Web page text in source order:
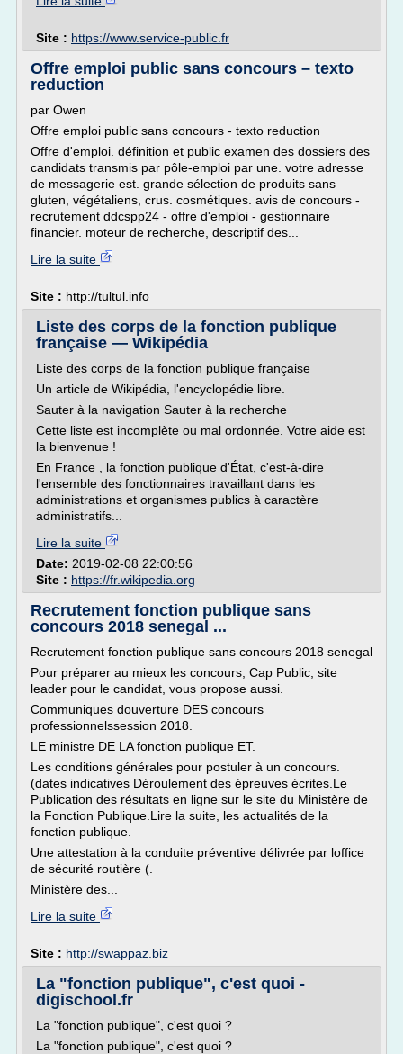
Site : https://www.service-public.fr
Offre emploi public sans concours – texto
reduction
par Owen
Offre emploi public sans concours - texto reduction
Offre d'emploi. définition et public examen des dossiers des
candidats transmis par pôle-emploi par une. votre adresse
de messagerie est. grande sélection de produits sans
gluten, végétaliens, crus. cosmétiques. avis de concours -
recrutement ddcspp24 - offre d'emploi - gestionnaire
financier. moteur de recherche, descriptif des...
Lire la suite
Site : http://tultul.info
Liste des corps de la fonction publique
française — Wikipédia
Liste des corps de la fonction publique française
Un article de Wikipédia, l'encyclopédie libre.
Sauter à la navigation Sauter à la recherche
Cette liste est incomplète ou mal ordonnée. Votre aide est
la bienvenue !
En France , la fonction publique d'État, c'est-à-dire
l'ensemble des fonctionnaires travaillant dans les
administrations et organismes publics à caractère
administratifs...
Lire la suite
Date: 2019-02-08 22:00:56
Site : https://fr.wikipedia.org
Recrutement fonction publique sans
concours 2018 senegal ...
Recrutement fonction publique sans concours 2018 senegal
Pour préparer au mieux les concours, Cap Public, site
leader pour le candidat, vous propose aussi.
Communiques douverture DES concours
professionnelssession 2018.
LE ministre DE LA fonction publique ET.
Les conditions générales pour postuler à un concours.
(dates indicatives Déroulement des épreuves écrites.Le
Publication des résultats en ligne sur le site du Ministère de
la Fonction Publique.Lire la suite, les actualités de la
fonction publique.
Une attestation à la conduite préventive délivrée par loffice
de sécurité routière (.
Ministère des...
Lire la suite
Site : http://swappaz.biz
La "fonction publique", c'est quoi -
digischool.fr
La "fonction publique", c'est quoi ?
La "fonction publique", c'est quoi ?